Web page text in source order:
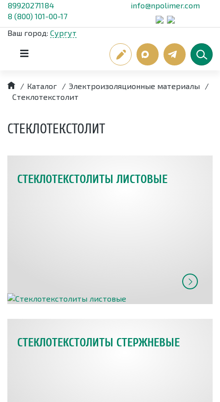
89920271184
8 (800) 101-00-17
info@npolimer.com
Ваш город: Сургут
/ Каталог / Электроизоляционные материалы
/
Стеклотекстолит
СТЕКЛОТЕКСТОЛИТ
СТЕКЛОТЕКСТОЛИТЫ ЛИСТОВЫЕ
СТЕКЛОТЕКСТОЛИТЫ СТЕРЖНЕВЫЕ